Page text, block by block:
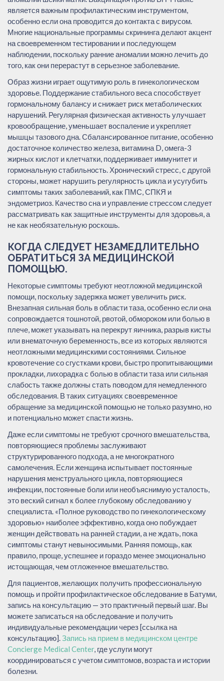
является важным профилактическим инструментом,
особенно если она проводится до контакта с вирусом.
Многие национальные программы скрининга делают акцент
на своевременном тестировании и последующем
наблюдении, поскольку ранние аномалии можно лечить до
того, как они перерастут в серьезное заболевание.
Образ жизни играет ощутимую роль в гинекологическом
здоровье. Поддержание стабильного веса способствует
гормональному балансу и снижает риск метаболических
нарушений. Регулярная физическая активность улучшает
кровообращение, уменьшает воспаление и укрепляет
мышцы тазового дна. Сбалансированное питание, особенно
достаточное количество железа, витамина D, омега-3
жирных кислот и клетчатки, поддерживает иммунитет и
гормональную стабильность. Хронический стресс, с другой
стороны, может нарушить регулярность цикла и усугубить
симптомы таких заболеваний, как ПМС, СПКЯ и
эндометриоз. Качество сна и управление стрессом следует
рассматривать как защитные инструменты для здоровья, а
не как необязательную роскошь.
КОГДА СЛЕДУЕТ НЕЗАМЕДЛИТЕЛЬНО
ОБРАТИТЬСЯ ЗА МЕДИЦИНСКОЙ
ПОМОЩЬЮ.
Некоторые симптомы требуют неотложной медицинской
помощи, поскольку задержка может увеличить риск.
Внезапная сильная боль в области таза, особенно если она
сопровождается тошнотой, рвотой, обмороком или болью в
плече, может указывать на перекрут яичника, разрыв кисты
или внематочную беременность, все из которых являются
неотложными медицинскими состояниями. Сильное
кровотечение со сгустками крови, быстро пропитывающими
прокладки, лихорадка с болью в области таза или сильная
слабость также должны стать поводом для немедленного
обследования. В таких ситуациях своевременное
обращение за медицинской помощью не только разумно, но
и потенциально может спасти жизнь.
Даже если симптомы не требуют срочного вмешательства,
повторяющиеся проблемы заслуживают
структурированного подхода, а не многократного
самолечения. Если женщина испытывает постоянные
нарушения менструального цикла, повторяющиеся
инфекции, постоянные боли или необъяснимую усталость,
это веский сигнал к более глубокому обследованию у
специалиста. «Полное руководство по гинекологическому
здоровью» наиболее эффективно, когда оно побуждает
женщин действовать на ранней стадии, а не ждать, пока
симптомы станут невыносимыми. Ранняя помощь, как
правило, проще, успешнее и гораздо менее эмоционально
истощающая, чем отложенное вмешательство.
Для пациентов, желающих получить профессиональную
помощь и пройти профилактическое обследование в Батуми,
запись на консультацию — это практичный первый шаг. Вы
можете записаться на обследование и получить
индивидуальные рекомендации через [ссылка на
консультацию].Запись на прием в медицинском центре
Concierge Medical Center, где услуги могут
координироваться с учетом симптомов, возраста и истории
болезни.